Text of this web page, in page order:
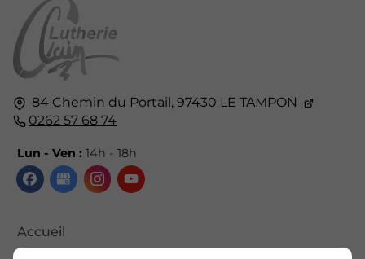
84 Chemin du Portail, 97430 LE TAMPON
0262 57 68 74
Lun - Ven : 14h - 18h
Accueil